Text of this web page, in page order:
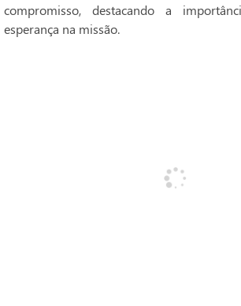
compromisso, destacando a
esperança na missão.